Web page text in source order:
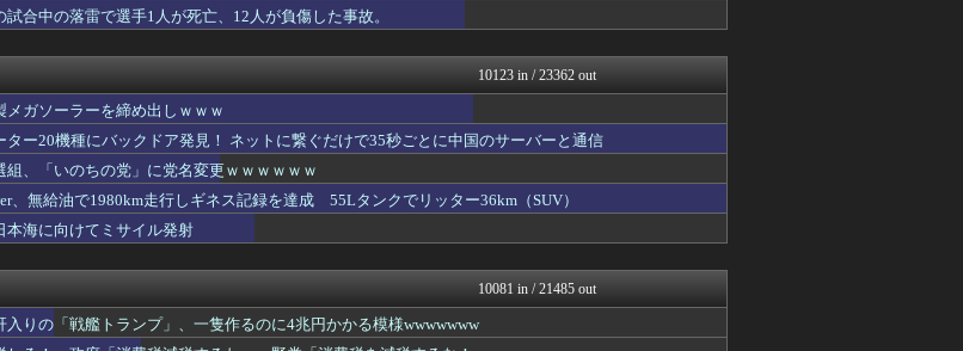
た…」 日本を知ってしまったディズニー信者、帰...
ルス信号で通信！？MicrosoftとT...
モッコスヌ〜ン
と『のび太「と」』の違いがわからないと話題に カンダタ速報
試合中の落雷で選手1人が死亡、12人が負傷した事故。
10123 in / 23362 out
メガソーラーを締め出しｗｗｗ
ター20機種にバックドア発見！ ネットに繋ぐだけで35秒ごとに中国のサーバーと通信
組、「いのちの党」に党名変更ｗｗｗｗｗｗ
、無給油で1980km走行しギネス記録を達成 55Lタンクでリッター36km（SUV）
本海に向けてミサイル発射
10081 in / 21485 out
入りの「戦艦トランプ」、一隻作るのに4兆円かかる模様wwwwwww